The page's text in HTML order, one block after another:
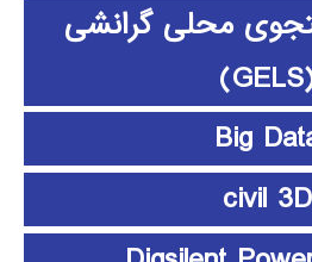
محلی گرانشی
Big
civil 3D